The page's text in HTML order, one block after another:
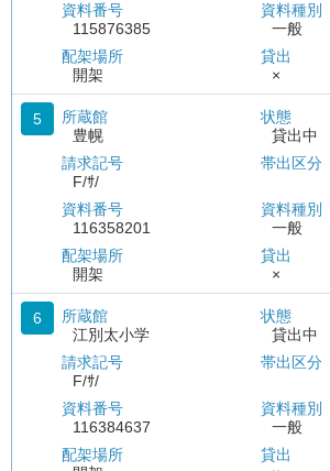
資料番号
115876385
配架場所
開架
資料種別
一般
貸出
×
5
所蔵館
豊幌
請求記号
F/ｻ/
資料番号
116358201
配架場所
開架
状態
貸出中
帯出区分
資料種別
一般
貸出
×
6
所蔵館
江別太小学
請求記号
F/ｻ/
資料番号
116384637
配架場所
状態
貸出中
帯出区分
資料種別
一般
貸出